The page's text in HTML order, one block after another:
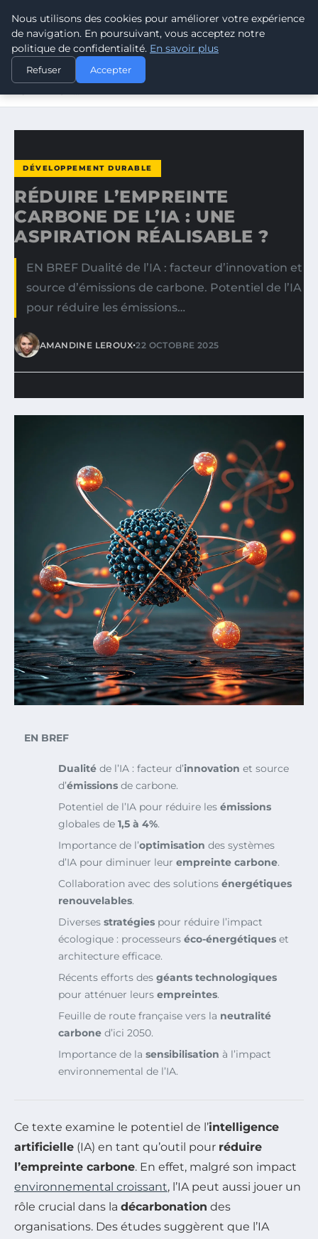
CLIMATE GUARDIAN
ACCUEIL
DÉVELOPPEMENT DURABLE
RÉDUIRE L’EMPREINTE CARBONE DE L’IA : UNE
DÉVELOPPEMENT DURABLE
RÉDUIRE L’EMPREINTE
CARBONE DE L’IA : UNE
ASPIRATION RÉALISABLE ?
EN BREF Dualité de l’IA : facteur d’innovation et
source d’émissions de carbone. Potentiel de l’IA
pour réduire les émissions…
AMANDINE LEROUX•22 OCTOBRE 2025
EN BREF
Dualité de l’IA : facteur d’innovation et source
d’émissions de carbone.
Potentiel de l’IA pour réduire les émissions
globales de 1,5 à 4%.
Importance de l’optimisation des systèmes
d’IA pour diminuer leur empreinte carbone.
Collaboration avec des solutions énergétiques
renouvelables.
Diverses stratégies pour réduire l’impact
écologique : processeurs éco-énergétiques et
architecture efficace.
Récents efforts des géants technologiques
pour atténuer leurs empreintes.
Feuille de route française vers la neutralité
carbone d’ici 2050.
Importance de la sensibilisation à l’impact
environnemental de l’IA.
Ce texte examine le potentiel de l’intelligence
artificielle (IA) en tant qu’outil pour réduire
l’empreinte carbone. En effet, malgré son impact
environnemental croissant, l’IA peut aussi jouer un
rôle crucial dans la décarbonation des
organisations. Des études suggèrent que l’IA
Nous utilisons des cookies pour améliorer votre expérience
de navigation. En poursuivant, vous acceptez notre
politique de confidentialité. En savoir plus
Refuser Accepter